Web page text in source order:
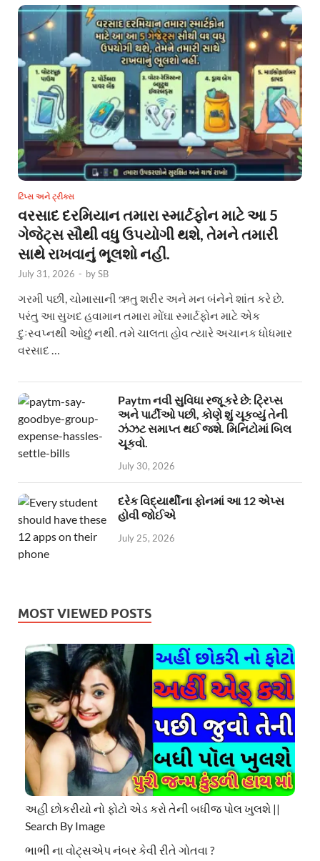
ટિપ્સ અને ટ્રીક્સ
વરસાદ દરમિયાન તમારા સ્માર્ટફોન માટે આ 5
ગેજેટ્સ સૌથી વધુ ઉપયોગી થશે, તેમને તમારી
સાથે રાખવાનું ભૂલશો નહીં.
July 31, 2026 - bySB
ગરમી પછી, ચોમાસાની ઋતુ શરીર અને મન બંનેને શાંત કરે છે.
પરંતુ આ સુખદ હવામાન તમારા મોંઘા સ્માર્ટફોન માટે એક
દુઃસ્વપ્નથી ઓછું નથી. તમે ચાલતા હોવ ત્યારે અચાનક ધોધમાર
વરસાદ …
Paytm નવી સુવિધા રજૂ કરે છે: ટ્રિપ્સ
અને પાર્ટીઓ પછી, કોણે શું ચૂકવ્યું તેની
ઝંઝટ સમાપ્ત થઈ જશે. મિનિટોમાં બિલ
ચૂકવો.
July 30, 2026
દરેક વિદ્યાર્થીના ફોનમાં આ 12 એપ્સ
હોવી જોઈએ
July 25, 2026
MOST VIEWED POSTS
અહી છોકરીયો નો ફોટો એડ કરો તેની બધીજ પોલ ખુલશે ||
Search By Image
ભાભી ના વોટ્સએપ નંબર કેવી રીતે ગોતવા ?